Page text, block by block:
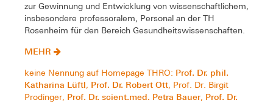
zur Gewinnung und Entwicklung von wissenschaftlichem,
insbesondere professoralem, Personal an der TH
Rosenheim für den Bereich Gesundheitswissenschaften.
MEHR
keine Nennung auf Homepage THRO: Prof. Dr. phil.
Katharina Lüftl, Prof. Dr. Robert Ott, Prof. Dr. Birgit
Prodinger, Prof. Dr. scient.med. Petra Bauer, Prof. Dr.